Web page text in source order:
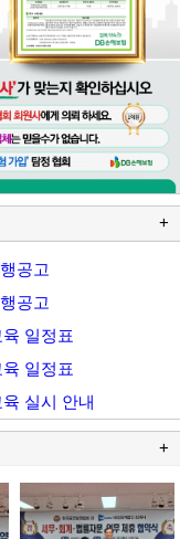
+
공고
공고
일정표
일정표
실시 안내
+